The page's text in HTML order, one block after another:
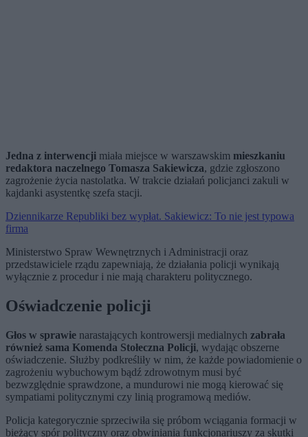
Jedna z interwencji miała miejsce w warszawskim mieszkaniu
redaktora naczelnego Tomasza Sakiewicza, gdzie zgłoszono
zagrożenie życia nastolatka. W trakcie działań policjanci zakuli w
kajdanki asystentkę szefa stacji.
Dziennikarze Republiki bez wypłat. Sakiewicz: To nie jest typowa
firma
Ministerstwo Spraw Wewnętrznych i Administracji oraz
przedstawiciele rządu zapewniają, że działania policji wynikają
wyłącznie z procedur i nie mają charakteru politycznego.
Oświadczenie policji
Głos w sprawie narastających kontrowersji medialnych zabrała
również sama Komenda Stołeczna Policji, wydając obszerne
oświadczenie. Służby podkreśliły w nim, że każde powiadomienie o
zagrożeniu wybuchowym bądź zdrowotnym musi być
bezwzględnie sprawdzone, a mundurowi nie mogą kierować się
sympatiami politycznymi czy linią programową mediów.
Policja kategorycznie sprzeciwiła się próbom wciągania formacji w
bieżący spór polityczny oraz obwiniania funkcjonariuszy za skutki